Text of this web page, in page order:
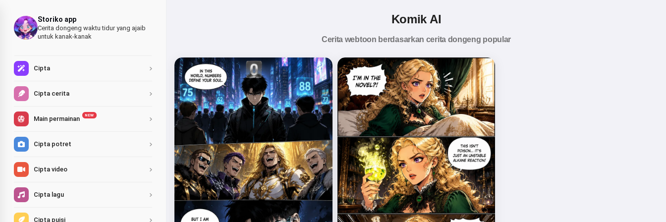
Storiko app
Cerita dongeng waktu tidur yang ajaib
untuk kanak-kanak
Cipta
Cipta cerita
Main permainan NEW
Cipta potret
Cipta video
Cipta lagu
Cipta puisi
Komik AI
Cerita webtoon berdasarkan cerita dongeng popular